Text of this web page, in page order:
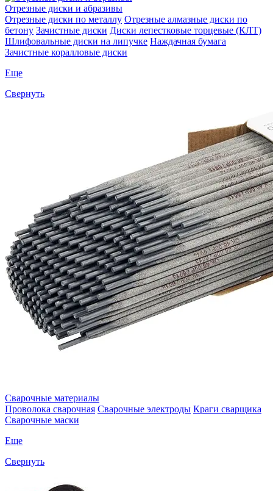
Отрезные диски и абразивы
Отрезные диски по металлу Отрезные алмазные диски по
бетону Зачистные диски Диски лепестковые торцевые (КЛТ)
Шлифовальные диски на липучке Наждачная бумага
Зачистные коралловые диски
Еще
Свернуть
Сварочные материалы
Проволока сварочная Сварочные электроды Краги сварщика
Сварочные маски
Еще
Свернуть